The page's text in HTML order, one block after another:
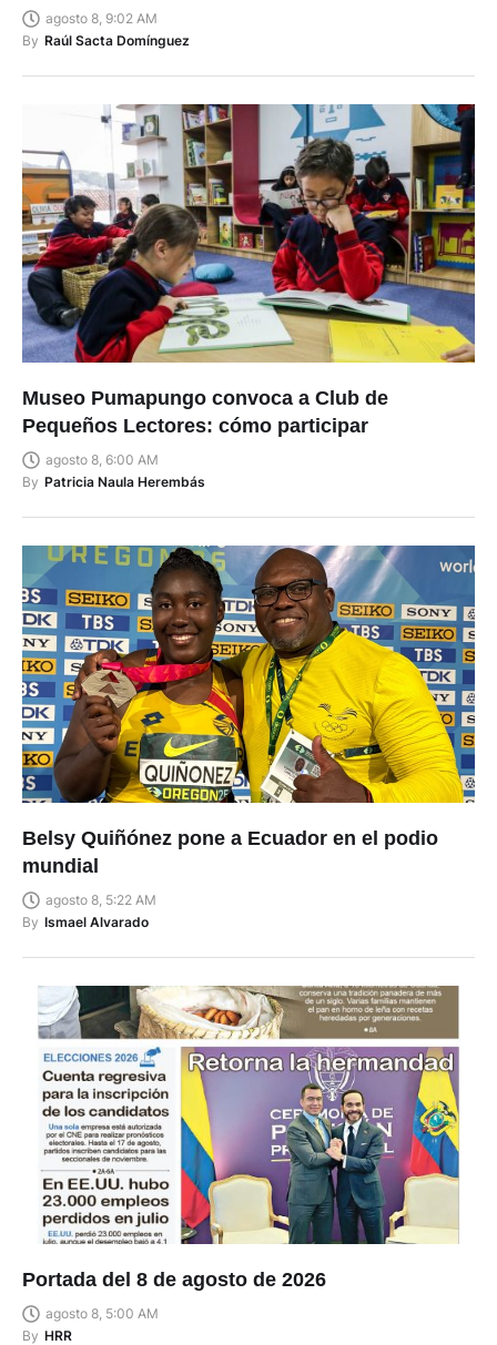
agosto 8, 9:02 AM
By Raúl Sacta Domínguez
Museo Pumapungo convoca a Club de
Pequeños Lectores: cómo participar
agosto 8, 6:00 AM
By Patricia Naula Herembás
Belsy Quiñónez pone a Ecuador en el podio
mundial
agosto 8, 5:22 AM
By Ismael Alvarado
Portada del 8 de agosto de 2026
agosto 8, 5:00 AM
By HRR